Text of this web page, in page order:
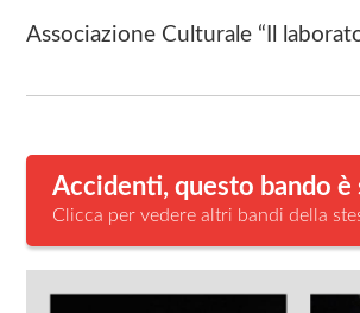
maAssociazione Culturale “Il
Accidenti, questo bando è
Clicca per vedere altri bandi della